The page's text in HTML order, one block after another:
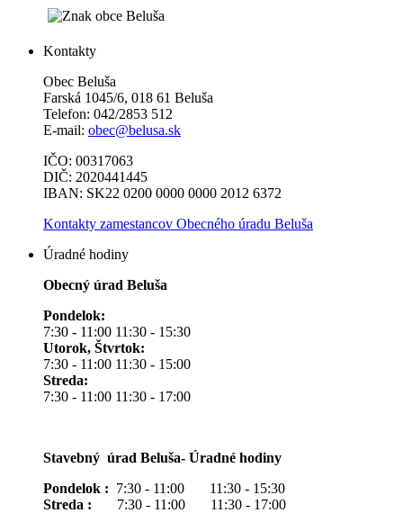
Kontakty
Obec Beluša
Farská 1045/6, 018 61 Beluša
Telefon: 042/2853 512
E-mail: obec@belusa.sk
IČO: 00317063
DIČ: 2020441445
IBAN: SK22 0200 0000 0000 2012 6372
Kontakty zamestancov Obecného úradu Beluša
Úradné hodiny
Obecný úrad Beluša
Pondelok:
7:30 - 11:00 11:30 - 15:30
Utorok, Štvrtok:
7:30 - 11:00 11:30 - 15:00
Streda:
7:30 - 11:00 11:30 - 17:00
Stavebný úrad Beluša- Úradné hodiny
Pondelok : 7:30 - 11:00 11:30 - 15:30
Streda : 7:30 - 11:00 11:30 - 17:00